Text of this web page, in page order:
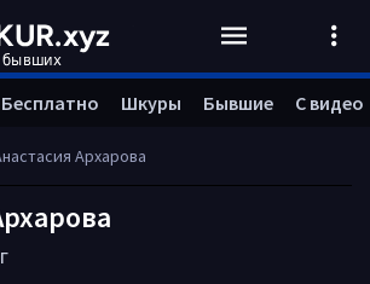
Архарова
Бесплатно Шкуры Бывшие С видео